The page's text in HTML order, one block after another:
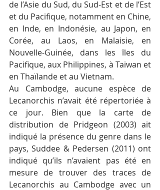
de l’Asie du Sud, du Sud-Est et de l’Est
et du Pacifique, notamment en Chine,
en Inde, en Indonésie, au Japon, en
Corée, au Laos, en Malaisie, en
Nouvelle-Guinée, dans les îles du
Pacifique, aux Philippines, à Taiwan et
en Thaïlande et au Vietnam.
Au Cambodge, aucune espèce de
Lecanorchis n’avait été répertoriée à
ce jour. Bien que la carte de
distribution de Pridgeon (2003) ait
indiqué la présence du genre dans le
pays, Suddee & Pedersen (2011) ont
indiqué qu’ils n’avaient pas été en
mesure de trouver des traces de
Lecanorchis au Cambodge avec un